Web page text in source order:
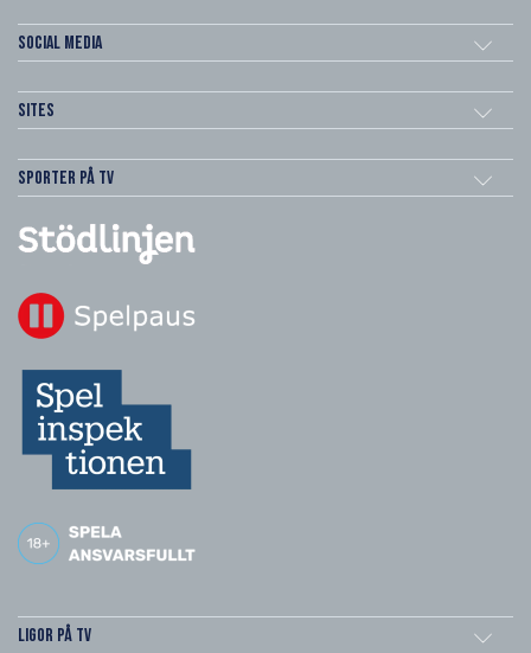
Social Media
Sites
Sporter på TV
Ligor på TV